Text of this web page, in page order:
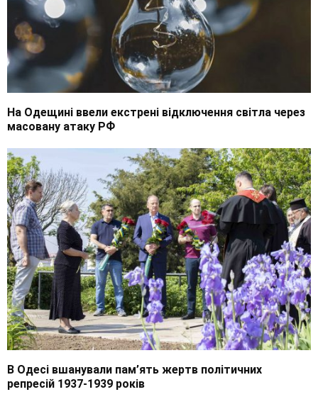
На Одещині ввели екстрені відключення світла через
масовану атаку РФ
В Одесі вшанували пам’ять жертв політичних
репресій 1937-1939 років